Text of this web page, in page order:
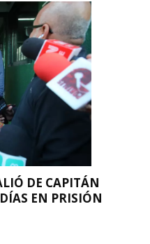
DE CAPITÁN
EN PRISIÓN